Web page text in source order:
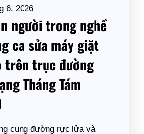
6, 2026
người trong nghề
ca sửa máy giặt
trên trục đường
Tháng Tám
cung đường rực lửa và